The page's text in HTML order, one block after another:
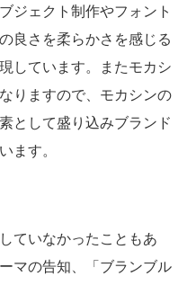
ジェクト制作やフォント
良さを柔らかさを感じる
しています。またモカシ
りますので、モカシンの
として盛り込みブランド
ます。
ていなかったこともあ
マの告知、「ブランブル